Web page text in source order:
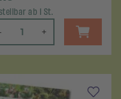
ab 1 St.
+